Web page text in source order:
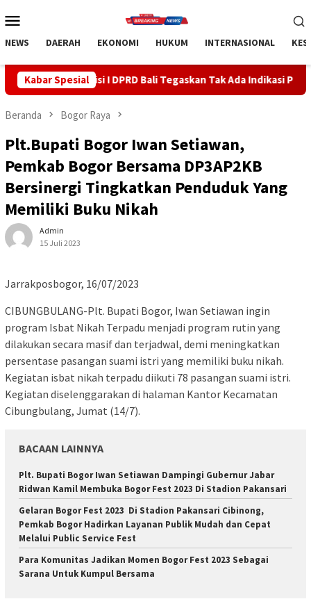
ke
Mobile
NEWS DAERAH EKONOMI HUKUM INTERNASIONAL
Kabar Spesial
Bali Tegaskan Tak Ada Indikasi Penyalahgunaan Barang
Beranda Bogor Raya
Plt.Bupati Bogor Iwan Setiawan,
Pemkab Bogor Bersama DP3AP2KB
Bersinergi Tingkatkan Penduduk Yang
Memiliki Buku Nikah
Admin
15 Juli 2023
Jarrakposbogor, 16/07/2023
CIBUNGBULANG-Plt. Bupati Bogor, Iwan Setiawan ingin
program Isbat Nikah Terpadu menjadi program rutin yang
dilakukan secara masif dan terjadwal, demi meningkatkan
persentase pasangan suami istri yang memiliki buku nikah.
Kegiatan isbat nikah terpadu diikuti 78 pasangan suami istri.
Kegiatan diselenggarakan di halaman Kantor Kecamatan
Cibungbulang, Jumat (14/7).
BACAAN LAINNYA
Plt. Bupati Bogor Iwan Setiawan Dampingi Gubernur Jabar
Ridwan Kamil Membuka Bogor Fest 2023 Di Stadion Pakansari
Gelaran Bogor Fest 2023 Di Stadion Pakansari Cibinong,
Pemkab Bogor Hadirkan Layanan Publik Mudah dan Cepat
Melalui Public Service Fest
Para Komunitas Jadikan Momen Bogor Fest 2023 Sebagai
Sarana Untuk Kumpul Bersama